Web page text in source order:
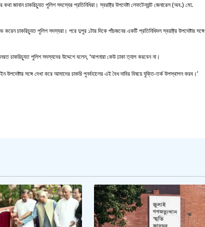
জানান চাকরিচ্যুত পুলিশ সদস্যের প্রতিনিধিরা। স্বরাষ্ট্র উপদেষ্টা লেফটেন্যান্ট জেনারেল (অব.) মো.
চাকরিচ্যুত পুলিশ সদস্যরা। পরে দুপুর ১টার দিকে পাঁচজনের একটি প্রতিনিধিদল স্বরাষ্ট্র উপদেষ্টার সঙ্গে
পুলিশ সদস্যদের উদ্দেশে বলেন, ‘আপনারা কেউ ঢাকা ত্যাগ করবেন না।
সঙ্গে দেখা করে আমাদের চাকরি পুনর্বহালের এই বৈধ দাবির বিষয়ে যুক্তি-তর্ক উপস্থাপন করব।’